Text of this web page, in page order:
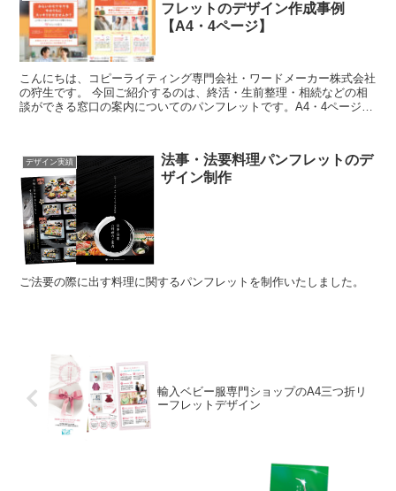
フレットのデザイン作成事例
【A4・4ページ】
こんにちは、コピーライティング専門会社・ワードメーカー株式会社
の狩生です。 今回ご紹介するのは、終活・生前整理・相続などの相
談ができる窓口の案内についてのパンフレットです。A4・4ページパ
デザイン実績
法事・法要料理パンフレットのデ
ザイン制作
ご法要の際に出す料理に関するパンフレットを制作いたしました。
輸入ベビー服専門ショップのA4三つ折リ
ーフレットデザイン